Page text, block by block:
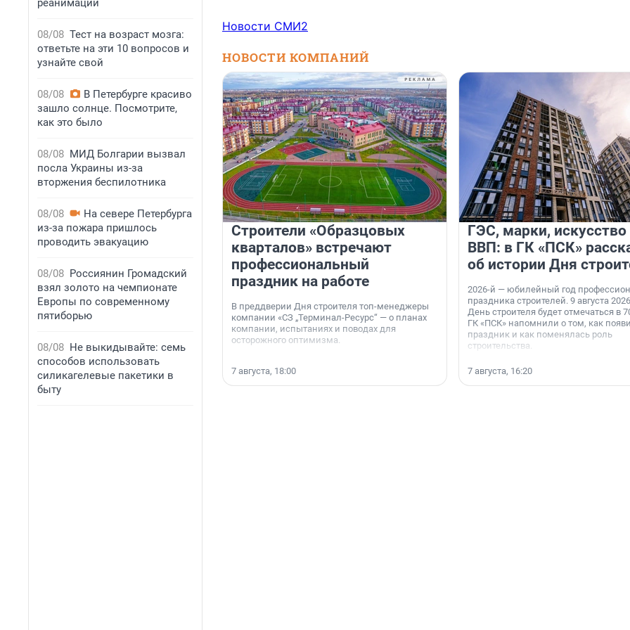
реанимации
08/08 Тест на возраст мозга:
ответьте на эти 10 вопросов и
узнайте свой
08/08
В Петербурге красиво
зашло солнце. Посмотрите,
как это было
08/08 МИД Болгарии вызвал
посла Украины из-за
вторжения беспилотника
08/08
На севере Петербурга
из-за пожара пришлось
проводить эвакуацию
08/08 Россиянин Громадский
взял золото на чемпионате
Европы по современному
пятиборью
08/08 Не выкидывайте: семь
способов использовать
силикагелевые пакетики в
быту
Новости СМИ2
НОВОСТИ КОМПАНИЙ
Строители «Образцовых
кварталов» встречают
профессиональный
праздник на работе
В преддверии Дня строителя топ-менеджеры
компании «СЗ „Терминал-Ресурс“ — о планах
компании, испытаниях и поводах для
осторожного оптимизма.
7 августа, 18:00
ГЭС, марки, искусство
ВВП: в ГК «ПСК»
об истории Дня
2026-й — юбилейный год
праздника строителей. 9 августа
День строителя будет отмечаться в
ГК «ПСК» напомнили о том, как
праздник и как поменялась роль
строительства.
7 августа, 16:20